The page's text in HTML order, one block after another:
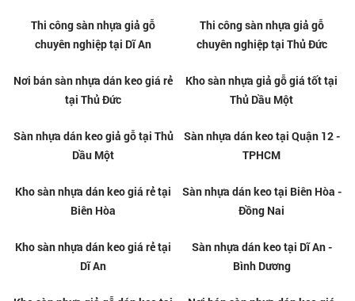
Sàn nhựa hèm khóa chất lượng
Thi công sàn nhựa hèm khóa
Thi công sàn nhựa giả gỗ
Sàn nhựa dán keo giá rẻ tại